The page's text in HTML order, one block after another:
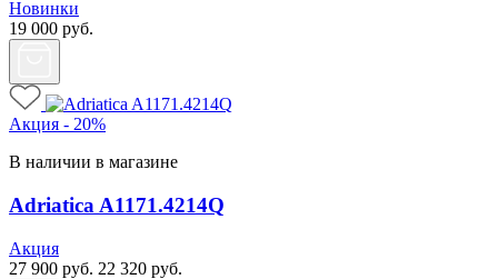
Новинки
19 000 руб.
Акция - 20%
В наличии в магазине
Adriatica A1171.4214Q
Акция
27 900 руб. 22 320 руб.